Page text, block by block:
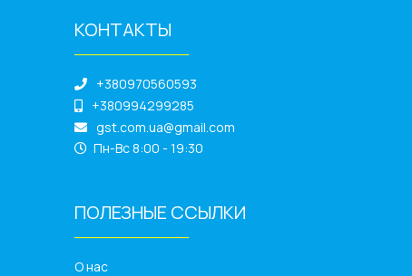
КОНТАКТЫ
+380970560593
+380994299285
gst.com.ua@gmail.com
Пн-Вс 8:00 - 19:30
ПОЛЕЗНЫЕ ССЫЛКИ
О нас